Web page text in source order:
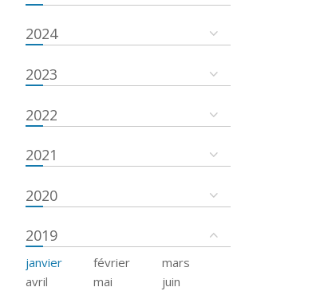
2024
2023
2022
2021
2020
2019
janvier février
mars
avril
mai
juin